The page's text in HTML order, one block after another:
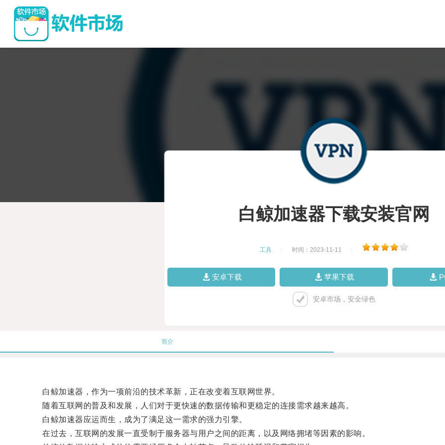
白鲸加速器下载安装官网
工具 时间：2023-11-11
安卓下载 苹果下载
安卓市场，安全绿色
简介
白鲸加速器，作为一项前沿的技术革新，正在改变着互联网世界。
随着互联网的普及和发展，人们对于更快速的数据传输和更稳定的连接需求越来越高。
白鲸加速器应运而生，成为了满足这一需求的强力引擎。
在过去，互联网的发展一直受制于服务器与用户之间的距离，以及网络拥堵等因素的影响。